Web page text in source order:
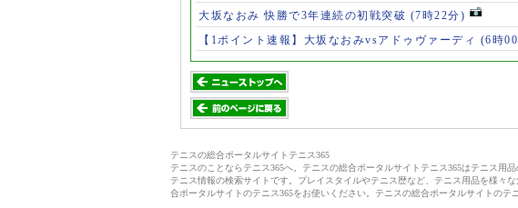
大坂なおみ 快勝で3年連続の初戦突破 (7時22分)
【1ポイント速報】大坂なおみvsアドゥヴァーディ (6時
テニスの総合ポータルサイトテニス365
テニスのことならテニス365へ。テニスの総合ポータルサイトテニス365はテニス用
テニス情報の検索サイトです。プレイスタイルやテニス歴など、テニス用品を様々
合ポータルサイトのテニス365をお使いください。テニスの総合ポータルサイトのテ